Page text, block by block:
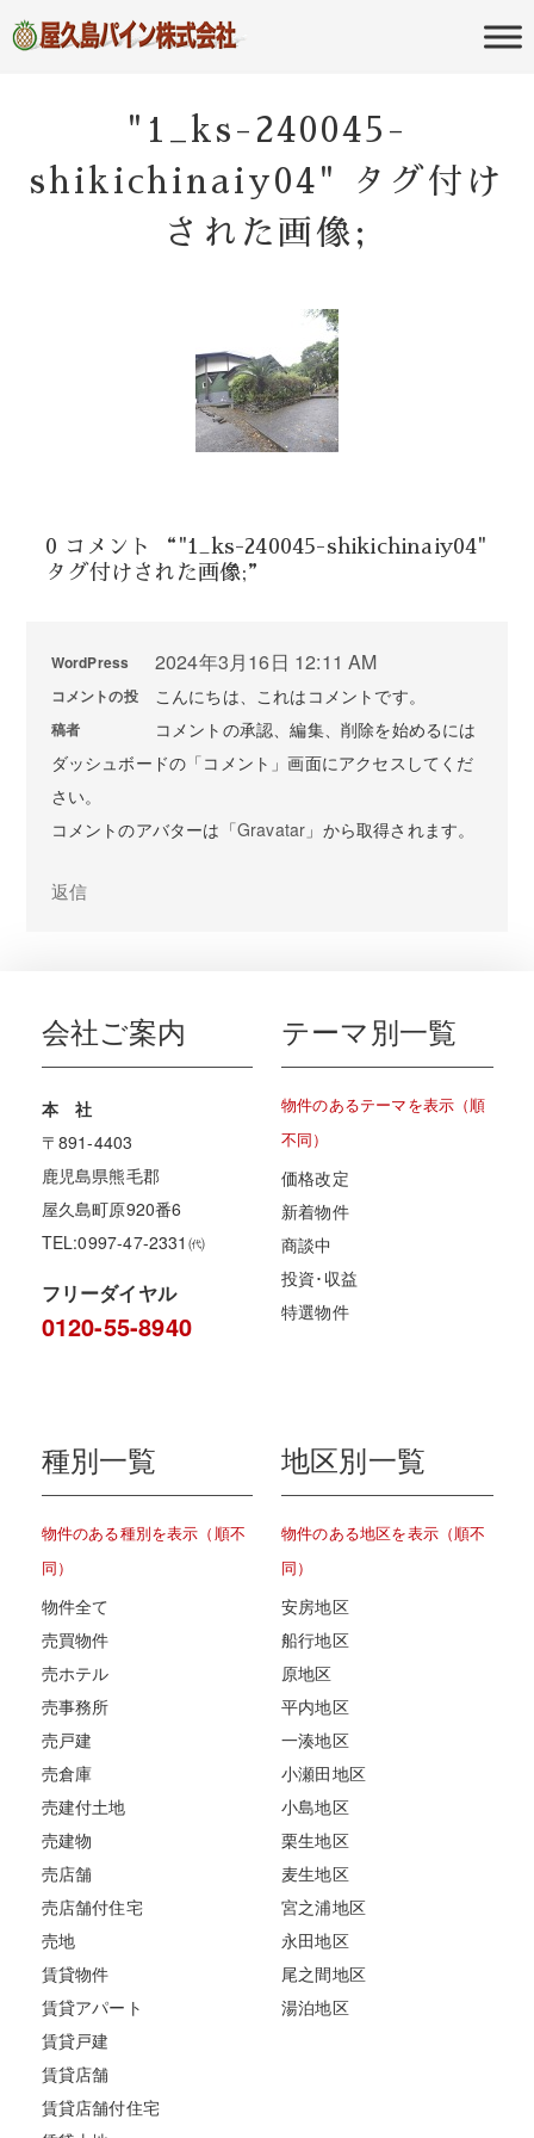
屋久島パイン
株式会社
のポータルサイト
"1_ks-240045-
shikichinaiy04" タグ付け
された画像;
0 コメント “"1_ks-240045-shikichinaiy04"
タグ付けされた画像;”
WordPress
コメントの投
稿者
2024年3月16日 12:11 AM
こんにちは、これはコメントです。
コメントの承認、編集、削除を始めるには
ダッシュボードの「コメント」画面にアクセスしてくだ
さい。
コメントのアバターは「Gravatar 」から取得されます。
返信
会社ご案内
本 社
〒891-4403
鹿児島県熊毛郡
屋久島町原920番6
TEL:0997-47-2331㈹
フリーダイヤル
0120-55-8940
テーマ別一覧
物件のあるテーマを表示（順
不同）
価格改定
新着物件
商談中
投資･収益
特選物件
種別一覧
物件のある種別を表示（順不
同）
物件全て
売買物件
売ホテル
売事務所
売戸建
売倉庫
売建付土地
売建物
売店舗
売店舗付住宅
売地
賃貸物件
賃貸アパート
賃貸戸建
賃貸店舗
賃貸店舗付住宅
地区別一覧
物件のある地区を表示（順不
同）
安房地区
船行地区
原地区
平内地区
一湊地区
小瀬田地区
小島地区
栗生地区
麦生地区
宮之浦地区
永田地区
尾之間地区
湯泊地区